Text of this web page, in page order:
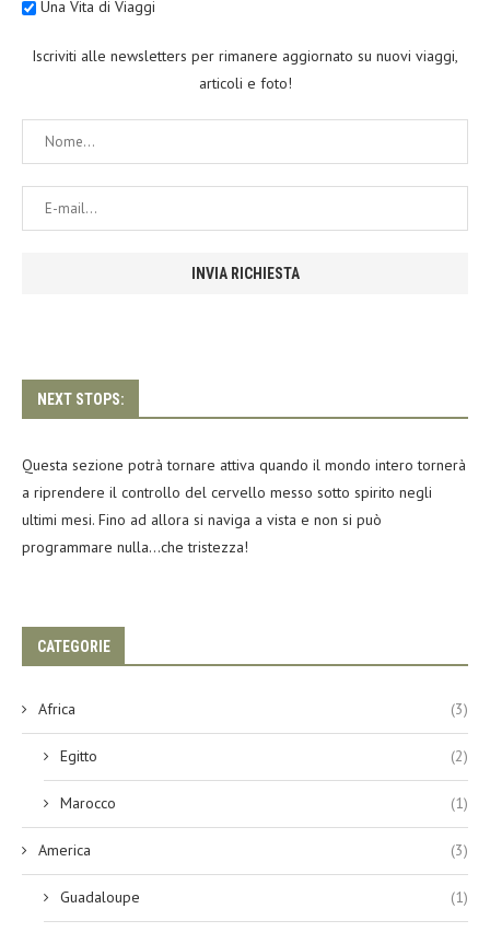
Una Vita di Viaggi
Iscriviti alle newsletters per rimanere aggiornato su nuovi viaggi,
articoli e foto!
NEXT STOPS:
Questa sezione potrà tornare attiva quando il mondo intero tornerà
a riprendere il controllo del cervello messo sotto spirito negli
ultimi mesi. Fino ad allora si naviga a vista e non si può
programmare nulla…che tristezza!
CATEGORIE
Africa (3)
Egitto (2)
Marocco (1)
America (3)
Guadaloupe (1)